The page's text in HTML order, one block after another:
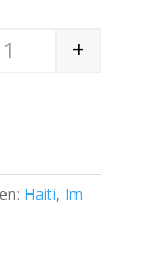
Quantity
+
Haiti, Im